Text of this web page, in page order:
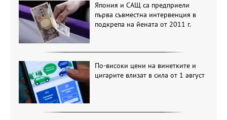
Япония и САЩ са предприели
първа съвместна интервенция в
подкрепа на йената от 2011 г.
По-високи цени на винетките и
цигарите влизат в сила от 1 август